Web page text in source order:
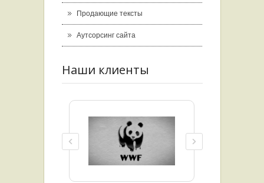
Продающие тексты
Аутсорсинг сайта
Наши клиенты